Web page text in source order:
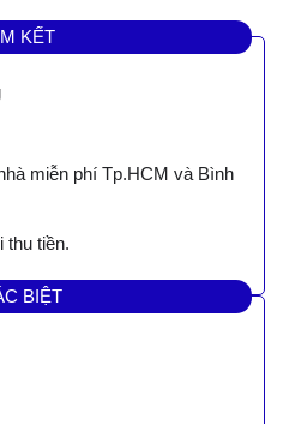
KẾT
miễn phí Tp.HCM và Bình
thu tiền.
BIỆT